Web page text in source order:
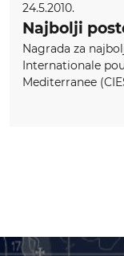
24.5.2010.
Najbolji
Nagrada za
Internationale
Mediterranee